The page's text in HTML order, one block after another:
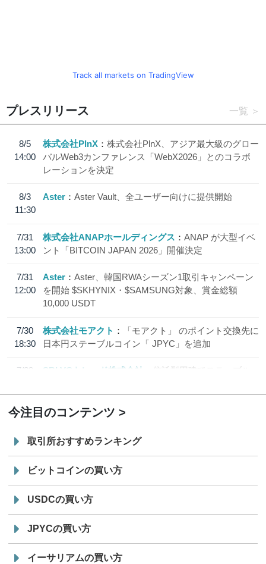
Track all markets on TradingView
プレスリリース 一覧
8/5
14:00
株式会社PlnX
株式会社PlnX、アジア最大級のグロー
バルWeb3カンファレンス「WebX2026」とのコラボ
レーションを決定
8/3
11:30
Aster Aster Vault、全ユーザー向けに提供開始
7/31
13:00
株式会社ANAPホールディングス
ANAP が大型イベ
ント「BITCOIN JAPAN 2026」開催決定
7/31
12:00
Aster
Aster、韓国RWAシーズン1取引キャンペーン
を開始 $SKHYNIX・$SAMSUNG対象、賞金総額
10,000 USDT
7/30
18:30
株式会社モアクト
「モアクト」 のポイント交換先に
日本円ステーブルコイン「 JPYC」を追加
7/29
SBI VCトレード株式会社
信託型円建てステーブル
今注目のコンテンツ
取引所おすすめランキング
ビットコインの買い方
USDCの買い方
JPYCの買い方
イーサリアムの買い方